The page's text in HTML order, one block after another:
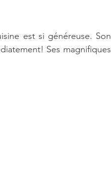
est si généreuse. Son
Ses magnifiques